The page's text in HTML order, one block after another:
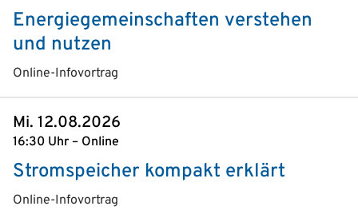
Energiegemeinschaften verstehen
und nutzen
Online-Infovortrag
Mi. 12.08.2026
16:30 Uhr – Online
Stromspeicher kompakt erklärt
Online-Infovortrag